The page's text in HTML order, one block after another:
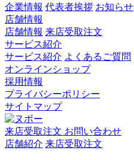
企業情報 代表者挨拶 お知らせ
店舗情報
店舗情報 来店受取注文
サービス紹介
サービス紹介 よくあるご質問
オンラインショップ
採用情報
プライバシーポリシー
サイトマップ
来店受取注文 お問い合わせ
店舗紹介 来店受取注文